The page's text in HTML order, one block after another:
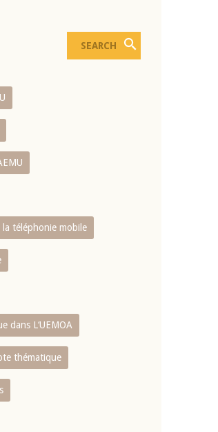
la téléphonie mobile
dans L‘UEMOA
thématique